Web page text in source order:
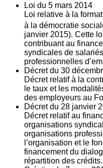
Loi du 5 mars 2014
Loi relative à la
à la démocratie
janvier 2015). Cette
contribuant au
syndicales de
professionnelles
Décret du 30
Décret relatif à la
le taux et les
des employeurs au
Décret du 28 janvier
Décret relatif au
organisations
organisations
l’organisation et le
financement du
répartition des crédits.